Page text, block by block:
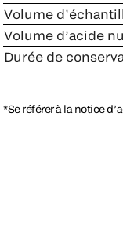
Volume
Volume d’acide
Durée de
*Se référer à la notice